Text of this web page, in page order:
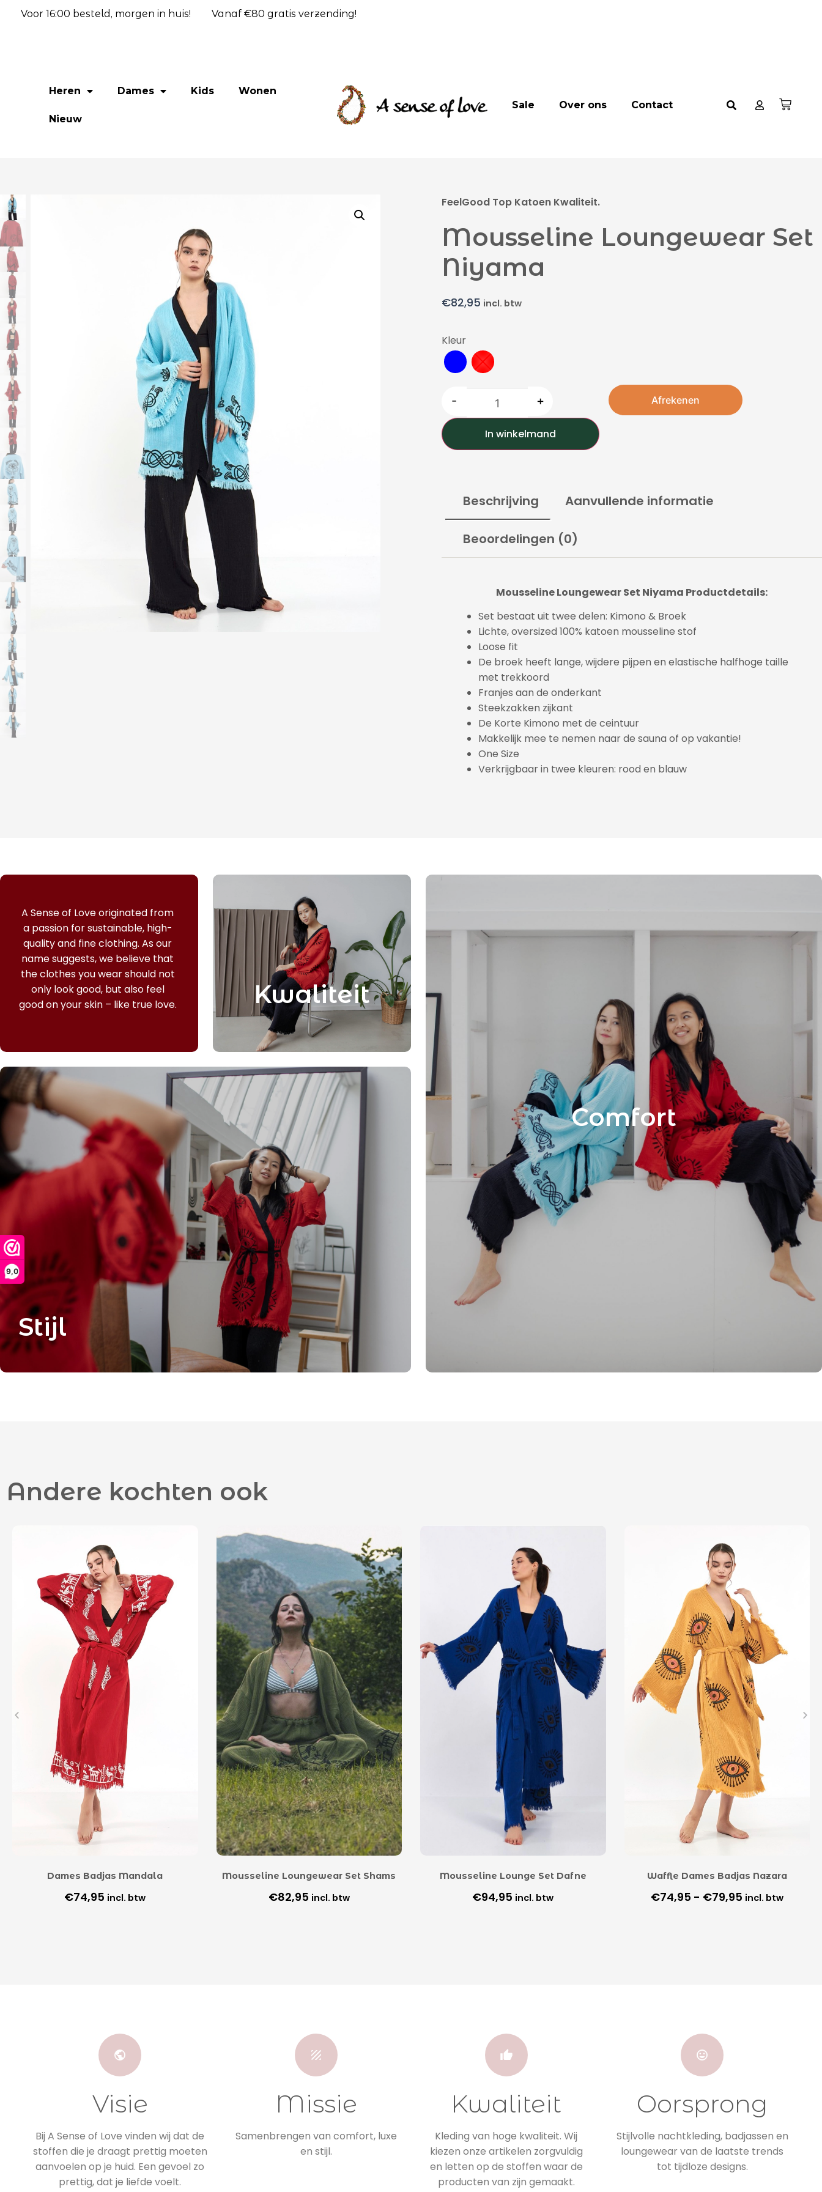
9,0
Voor 16:00 besteld, morgen in huis! Vanaf €80 gratis verzending!
Heren Dames Kids Wonen
Nieuw
Sale Over ons Contact
FeelGood Top Katoen Kwaliteit.
Mousseline Loungewear Set
Niyama
€82,95 incl. btw
Kleur
- +
In winkelmand
Afrekenen
Beschrijving Aanvullende informatie
Beoordelingen (0)
Mousseline Loungewear Set Niyama Productdetails:
Set bestaat uit twee delen: Kimono & Broek
Lichte, oversized 100% katoen mousseline stof
Loose fit
De broek heeft lange, wijdere pijpen en elastische halfhoge taille
met trekkoord
Franjes aan de onderkant
Steekzakken zijkant
De Korte Kimono met de ceintuur
Makkelijk mee te nemen naar de sauna of op vakantie!
One Size
Verkrijgbaar in twee kleuren: rood en blauw
A Sense of Love originated from
a passion for sustainable, high-
quality and fine clothing. As our
name suggests, we believe that
the clothes you wear should not
only look good, but also feel
good on your skin – like true love.
Kwaliteit
Stijl
Comfort
Andere kochten ook
Dames Badjas Mandala
€74,95 incl. btw
Mousseline Loungewear Set Shams
€82,95 incl. btw
Mousseline Lounge Set Dafne
€94,95 incl. btw
Waffle Dames Badjas Nazara
€74,95 - €79,95 incl. btw
Visie
Bij A Sense of Love vinden wij dat de
stoffen die je draagt prettig moeten
aanvoelen op je huid. Een gevoel zo
prettig, dat je liefde voelt.
Missie
Samenbrengen van comfort, luxe
en stijl.
Kwaliteit
Kleding van hoge kwaliteit. Wij
kiezen onze artikelen zorgvuldig
en letten op de stoffen waar de
producten van zijn gemaakt.
Oorsprong
Stijlvolle nachtkleding, badjassen en
loungewear van de laatste trends
tot tijdloze designs.